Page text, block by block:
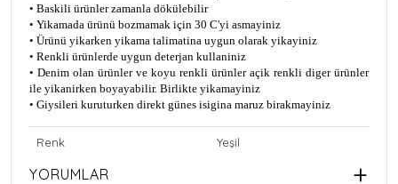
• Baskili ürünler zamanla dökülebilir
• Yikamada ürünü bozmamak için 30 C'yi asmayiniz
• Ürünü yikarken yikama talimatina uygun olarak yikayiniz
• Renkli ürünlerde uygun deterjan kullaniniz
• Denim olan ürünler ve koyu renkli ürünler açik renkli diger ürünler
ile yikanirken boyayabilir. Birlikte yikamayiniz
• Giysileri kuruturken direkt günes isigina maruz birakmayiniz
Renk Yeşil
YORUMLAR